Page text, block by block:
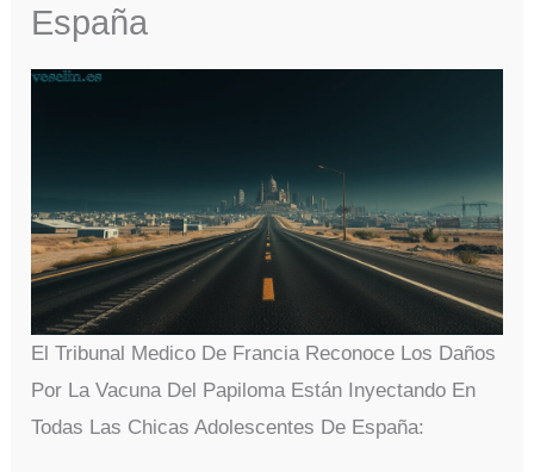
España
El Tribunal Medico De Francia Reconoce Los Daños
Por La Vacuna Del Papiloma Están Inyectando En
Todas Las Chicas Adolescentes De España: